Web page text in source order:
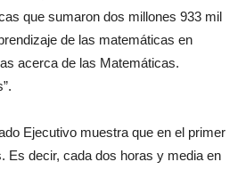
que sumaron dos millones 933 mil
de las matemáticas en
acerca de las Matemáticas.
Ejecutivo muestra que en el primer
Es decir, cada dos horas y media en